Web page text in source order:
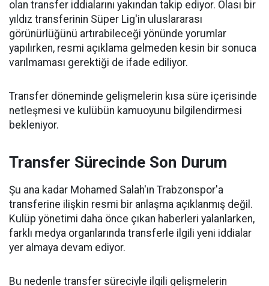
olan transfer iddialarını yakından takip ediyor. Olası bir
yıldız transferinin Süper Lig'in uluslararası
görünürlüğünü artırabileceği yönünde yorumlar
yapılırken, resmi açıklama gelmeden kesin bir sonuca
varılmaması gerektiği de ifade ediliyor.
Transfer döneminde gelişmelerin kısa süre içerisinde
netleşmesi ve kulübün kamuoyunu bilgilendirmesi
bekleniyor.
Transfer Sürecinde Son Durum
Şu ana kadar Mohamed Salah'ın Trabzonspor'a
transferine ilişkin resmi bir anlaşma açıklanmış değil.
Kulüp yönetimi daha önce çıkan haberleri yalanlarken,
farklı medya organlarında transferle ilgili yeni iddialar
yer almaya devam ediyor.
Bu nedenle transfer süreciyle ilgili gelişmelerin